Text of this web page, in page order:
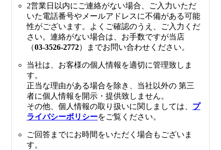
2営業日以内にご連絡がない場合、ご入力いただ
いた電話番号やメールアドレスに不備がある可能
性がございます。よくご確認のうえ、ご入力くだ
さい。連絡がない場合は、お手数ですが当店
（03-3526-2772）までお問い合わせください。
当社は、お客様の個人情報を適切に管理致しま
す。
正当な理由がある場合を除き、当社以外の 第三
者に個人情報を開示・提供致しません。
その他、個人情報の取り扱いに関しましては、 プ
ライバシーポリシーをご覧ください。
ご回答までにお時間をいただく場合もございま
す。